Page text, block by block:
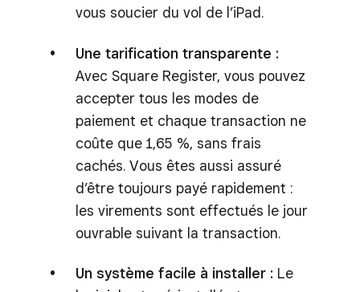
vous soucier du vol de l’iPad.
Une tarification transparente :
Avec Square Register, vous pouvez
accepter tous les modes de
paiement et chaque transaction ne
coûte que 1,65 %, sans frais
cachés. Vous êtes aussi assuré
d’être toujours payé rapidement :
les virements sont effectués le jour
ouvrable suivant la transaction.
Un système facile à installer : Le